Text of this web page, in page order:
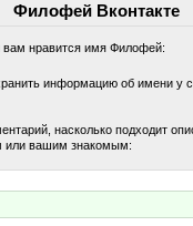
Филофей Вконтакте
вам нравится имя Филофей:
информацию об имени у
насколько подходит
или вашим знакомым: